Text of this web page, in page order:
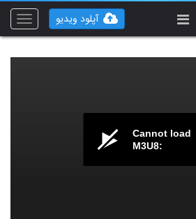
Toggle
آپلود ویدیو
Cannot load
M3U8: